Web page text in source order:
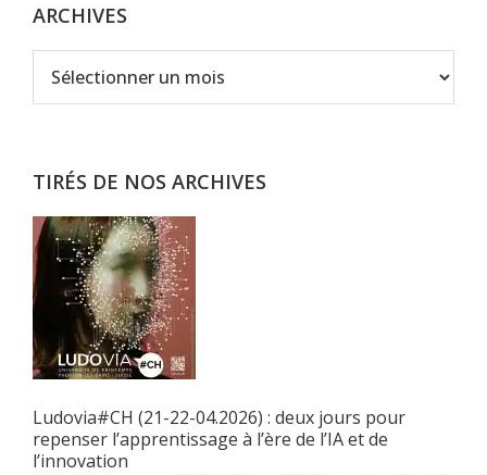
ARCHIVES
TIRÉS DE NOS ARCHIVES
Ludovia#CH (21-22-04.2026) : deux jours pour
repenser l’apprentissage à l’ère de l’IA et de
l’innovation